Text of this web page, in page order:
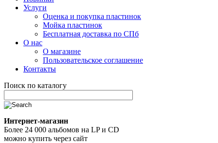
Услуги
Оценка и покупка пластинок
Мойка пластинок
Бесплатная доставка по СПб
О нас
О магазине
Пользовательское соглашение
Контакты
Поиск по каталогу
Интернет-магазин
Более 24 000 альбомов на LP и CD
можно купить через сайт